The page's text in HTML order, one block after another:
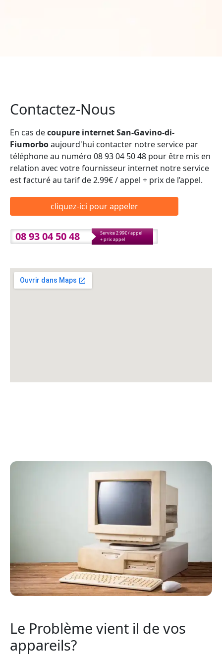
Contactez-Nous
En cas decoupure internet San-Gavino-di-
Fiumorboaujourd'hui contacter notre service par
téléphone au numéro 08 93 04 50 48 pour être mis en
relation avec votre fournisseur internet notre service
est facturé au tarif de 2.99€ / appel + prix de l’appel.
cliquez-ici pour appeler
08 93 04 50 48
Service 2.99€ / appel
+ prix appel
Le Problème vient il de vos
appareils?